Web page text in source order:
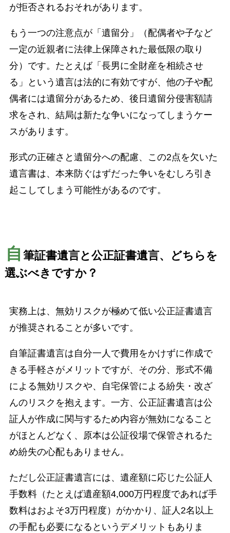
が拒否されるおそれがあります。
もう一つの注意点が「遺留分」（配偶者や子など
一定の近親者に法律上保障された最低限の取り
分）です。たとえば「長男に全財産を相続させ
る」という遺言は法的に有効ですが、他の子や配
偶者には遺留分があるため、後日遺留分侵害額請
求をされ、結局は新たな争いになってしまうケー
スがあります。
形式の正確さと遺留分への配慮、この2点を欠いた
遺言書は、本来防ぐはずだった争いをむしろ引き
起こしてしまう可能性があるのです。
自 筆証書遺言と公正証書遺言、どちらを
選ぶべきですか？
実務上は、無効リスクが極めて低い公正証書遺言
が推奨されることが多いです。
自筆証書遺言は自分一人で費用をかけずに作成で
きる手軽さがメリットですが、その分、形式不備
による無効リスクや、自宅保管による紛失・改ざ
んのリスクを抱えます。一方、公正証書遺言は公
証人が作成に関与するため内容が無効になること
がほとんどなく、原本は公証役場で保管されるた
め紛失の心配もありません。
ただし公正証書遺言には、遺産額に応じた公証人
手数料（たとえば遺産額4,000万円程度であれば手
数料はおよそ3万円程度）がかかり、証人2名以上
の手配も必要になるというデメリットもありま